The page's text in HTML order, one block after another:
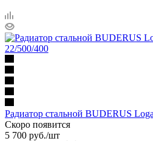
Радиатор стальной BUDERUS
Скоро появится
5 700 руб./шт